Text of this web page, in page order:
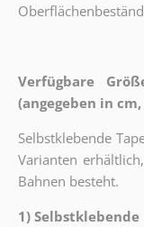
Verfügbare
(angegeben in
Selbstklebende
Varianten
Bahnen besteht.
1)